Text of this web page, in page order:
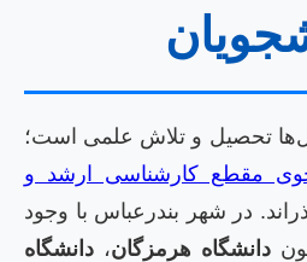
تحصیل و تلاش علمی است؛
مقطع کارشناسی ارشد و
در شهر بندرعباس با وجود
دانشگاه هرمزگان، دانشگاه